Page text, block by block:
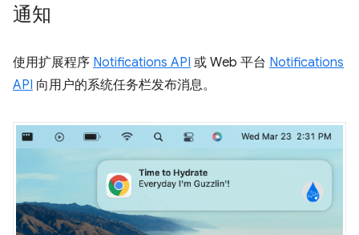
通知
使用扩展程序 Notifications API 或 Web 平台 Notifications
API 向用户的系统任务栏发布消息。